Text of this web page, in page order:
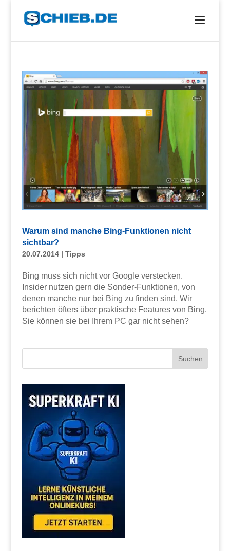
Warum sind manche Bing-Funktionen nicht
sichtbar?
20.07.2014| Tipps
Bing muss sich nicht vor Google verstecken.
Insider nutzen gern die Sonder-Funktionen, von
denen manche nur bei Bing zu finden sind. Wir
berichten öfters über praktische Features von Bing.
Sie können sie bei Ihrem PC gar nicht sehen?